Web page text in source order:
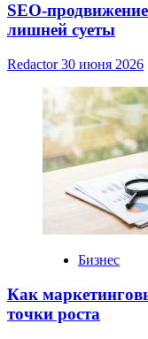
SEO-
лишней суеты
Redactor30 июня 2026
Бизнес
Как
точки роста